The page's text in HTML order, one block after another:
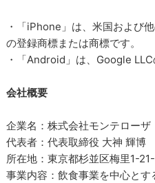
・「iPhone」は、米国および
の登録商標または商標です。
・「Android」は、Google LLC
会社概要
企業名：株式会社モンテローザ
代表者：代表取締役 大神 輝博
所在地：東京都杉並区梅里1-
事業内容：飲食事業を中心と